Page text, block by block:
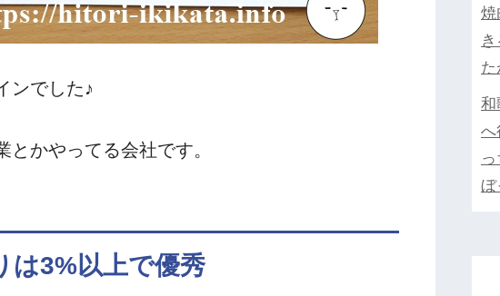
ンでした♪
かやってる会社です。
は3%以上で優秀
焼
和
ぼ